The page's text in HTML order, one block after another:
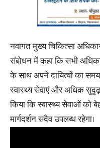
नवागत मुख्य चिकित्सा
संबोधन में कहा कि सभी
के साथ अपने दायित्वों का
स्वास्थ्य सेवाएं और अधिक
किया कि स्वास्थ्य सेवाओं को
मार्गदर्शन सदैव उपलब्ध रहेगा।